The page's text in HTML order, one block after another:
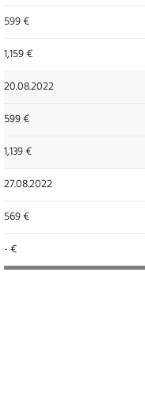
599 €
1,159 €
20.08.2022
599 €
1,139 €
27.08.2022
569 €
- €